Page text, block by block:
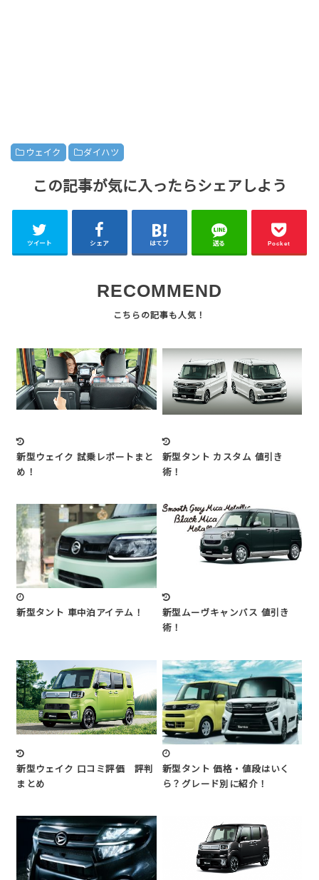
ウェイク ダイハツ
この記事が気に入ったらシェアしよう
ツイート シェア はてブ 送る Pocket
RECOMMEND
新型ウェイク 試乗レポートまと
め！
新型タント カスタム 値引き
術！
新型タント 車中泊アイテム！
新型ムーヴキャンバス 値引き
術！
新型ウェイク 口コミ評価 評判
まとめ
新型タント 価格・値段はいく
ら？グレード別に紹介！